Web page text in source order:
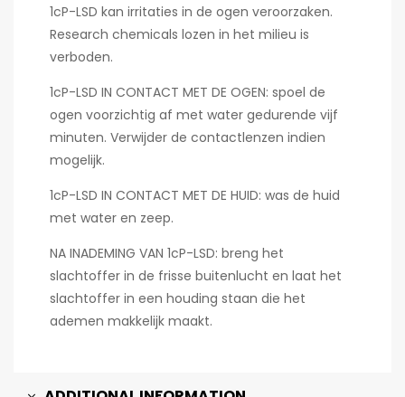
1cP-LSD kan irritaties in de ogen veroorzaken.
Research chemicals lozen in het milieu is
verboden.
1cP-LSD IN CONTACT MET DE OGEN: spoel de
ogen voorzichtig af met water gedurende vijf
minuten. Verwijder de contactlenzen indien
mogelijk.
1cP-LSD IN CONTACT MET DE HUID: was de huid
met water en zeep.
NA INADEMING VAN 1cP-LSD: breng het
slachtoffer in de frisse buitenlucht en laat het
slachtoffer in een houding staan die het
ademen makkelijk maakt.